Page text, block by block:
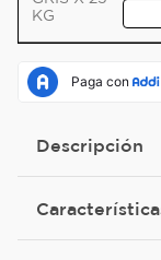
Descripción